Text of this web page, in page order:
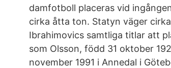
damfotboll placeras vid
cirka åtta ton. Statyn väger
Ibrahimovics samtliga titlar att
som Olsson, född 31 oktober
november 1991 i Annedal i